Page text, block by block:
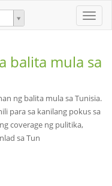
Toggle
balita mula sa
ng balita mula sa Tunisia.
para sa kanilang pokus sa
coverage ng pulitika,
sa Tun